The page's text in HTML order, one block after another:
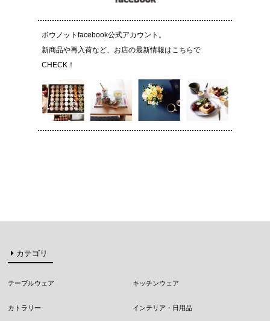
ボウノットfacebook公式アカウント。
新商品や再入荷など、お店の最新情報はこちらで
CHECK！
カテゴリ
テーブルウェア キッチンウェア
カトラリー インテリア・日用品